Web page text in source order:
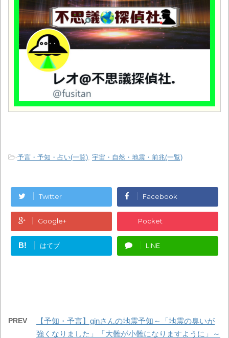
-予言・予知・占い(一覧) 宇宙・自然・地震・前兆(一覧)
Twitter Facebook
Google+ Pocket
B! はてブ LINE
PREV
【予知・予言】ginさんの地震予知～「地震の臭いが
強くなりました」「大難が小難になりますように」～